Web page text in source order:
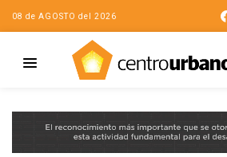
08 de AGOSTO del 2026